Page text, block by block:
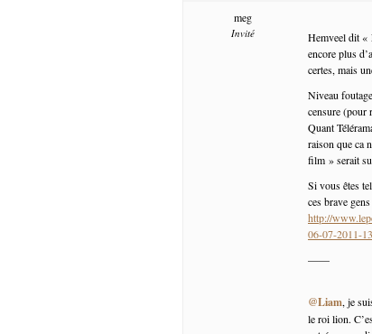
meg
Invité
Hemveel dit «
encore plus
certes, mais
Niveau
censure (pour
Quant
raison que ca
film » serait
Si vous êtes
ces brave
http://
06-07-2011-
——
@Liam, je
le roi lion.